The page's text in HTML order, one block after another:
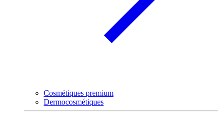
Cosmétiques premium
Dermocosmétiques